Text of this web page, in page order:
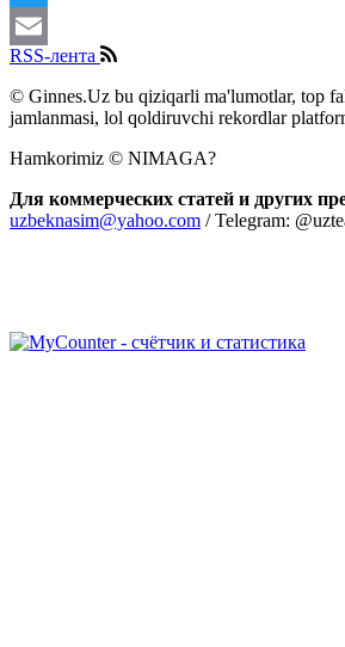
Twitter
Email
RSS-лента
© Ginnes.Uz bu qiziqarli ma'lumotlar, top
jamlanmasi, lol qoldiruvchi rekordlar
Hamkorimiz © NIMAGA?
Для коммерческих статей и других
uzbeknasim@yahoo.com / Telegram: